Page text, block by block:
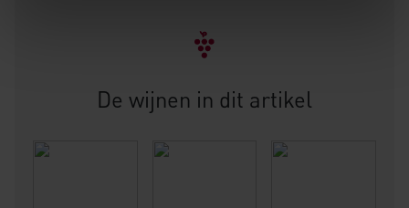
De wijnen in dit artikel